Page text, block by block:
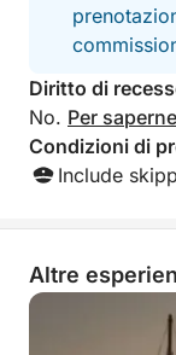
Diritto di
No. Per
Condizioni di
Include
Altre